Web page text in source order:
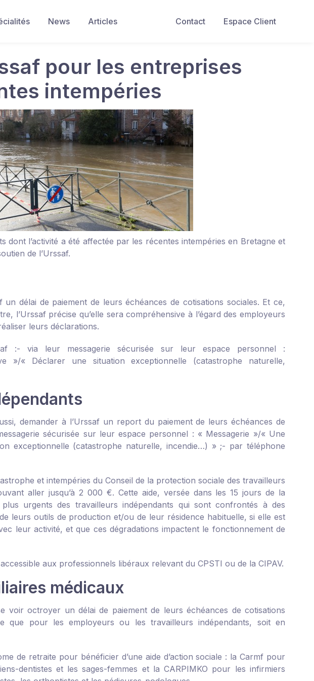
Contact
Espace Client
News Articles
pour les entreprises
intempéries
dont l’activité a été affectée par les récentes intempéries en Bretagne et
de l’Urssaf.
délai de paiement de leurs échéances de cotisations sociales. Et ce,
l’Urssaf précise qu’elle sera compréhensive à l’égard des employeurs
leurs déclarations.
:- via leur messagerie sécurisée sur leur espace personnel :
»/« Déclarer une situation exceptionnelle (catastrophe naturelle,
demander à l’Urssaf un report du paiement de leurs échéances de
sécurisée sur leur espace personnel : « Messagerie »/« Une
exceptionnelle (catastrophe naturelle, incendie…) » ;- par téléphone
et intempéries du Conseil de la protection sociale des travailleurs
aller jusqu’à 2 000 €. Cette aide, versée dans les 15 jours de la
urgents des travailleurs indépendants qui sont confrontés à des
leurs outils de production et/ou de leur résidence habituelle, si elle est
leur activité, et que ces dégradations impactent le fonctionnement de
aux professionnels libéraux relevant du CPSTI ou de la CIPAV.
médicaux
voir octroyer un délai de paiement de leurs échéances de cotisations
que pour les employeurs ou les travailleurs indépendants, soit en
de retraite pour bénéficier d’une aide d’action sociale : la Carmf pour
dentistes et les sages-femmes et la CARPIMKO pour les infirmiers